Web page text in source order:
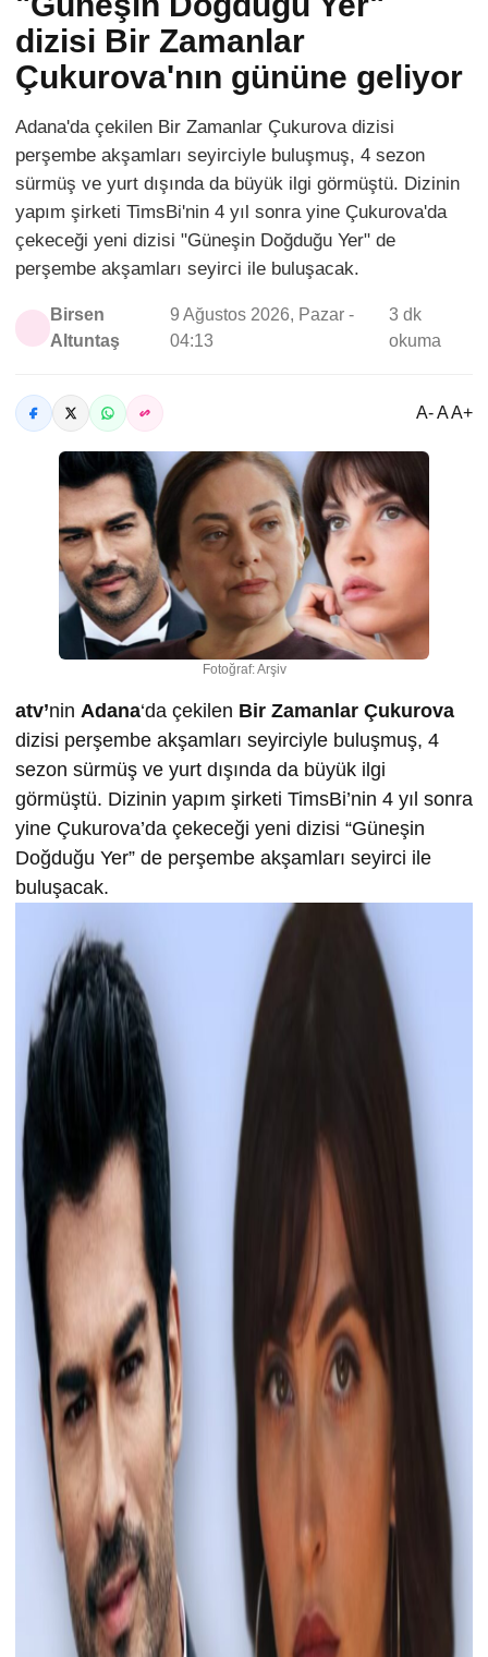
dizisi Bir Zamanlar
Çukurova'nın gününe geliyor
Adana'da çekilen Bir Zamanlar Çukurova dizisi
perşembe akşamları seyirciyle buluşmuş, 4 sezon
sürmüş ve yurt dışında da büyük ilgi görmüştü. Dizinin
yapım şirketi TimsBi'nin 4 yıl sonra yine Çukurova'da
çekeceği yeni dizisi "Güneşin Doğduğu Yer" de
perşembe akşamları seyirci ile buluşacak.
Birsen
Altuntaş
9 Ağustos 2026, Pazar -
04:13
3 dk
okuma
A- A A+
Fotoğraf: Arşiv
atv’nin Adana‘da çekilen Bir Zamanlar Çukurova
dizisi perşembe akşamları seyirciyle buluşmuş, 4
sezon sürmüş ve yurt dışında da büyük ilgi
görmüştü. Dizinin yapım şirketi TimsBi’nin 4 yıl sonra
yine Çukurova’da çekeceği yeni dizisi “Güneşin
Doğduğu Yer” de perşembe akşamları seyirci ile
buluşacak.